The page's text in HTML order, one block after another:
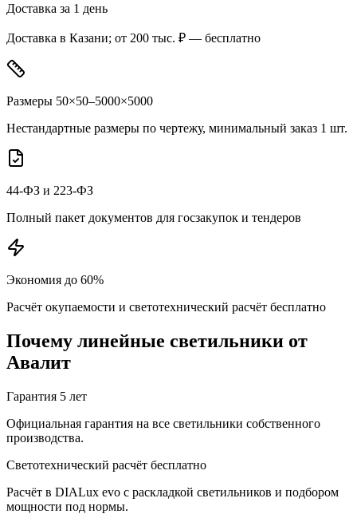
Доставка за 1 день
Доставка в Казани; от 200 тыс. ₽ — бесплатно
Размеры 50×50–5000×5000
Нестандартные размеры по чертежу, минимальный заказ 1 шт.
44-ФЗ и 223-ФЗ
Полный пакет документов для госзакупок и тендеров
Экономия до 60%
Расчёт окупаемости и светотехнический расчёт бесплатно
Почему линейные светильники от
Авалит
Гарантия 5 лет
Официальная гарантия на все светильники собственного
производства.
Светотехнический расчёт бесплатно
Расчёт в DIALux evo с раскладкой светильников и подбором
мощности под нормы.